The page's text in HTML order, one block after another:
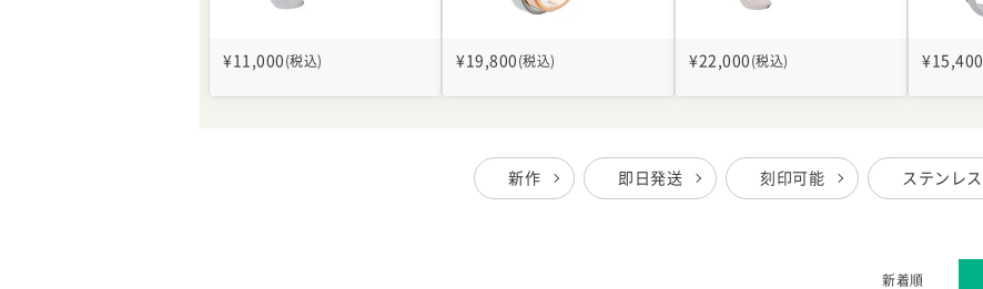
¥11,000 (税込) ¥19,800 (税込) ¥22,000 (税込) ¥15,400
新作 即日発送 刻印可能 ステンレス
新着順